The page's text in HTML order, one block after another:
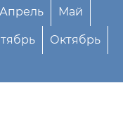
Апрель Май
Октябрь